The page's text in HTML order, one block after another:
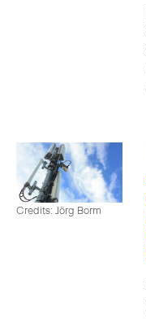
Credits: Jörg Borm